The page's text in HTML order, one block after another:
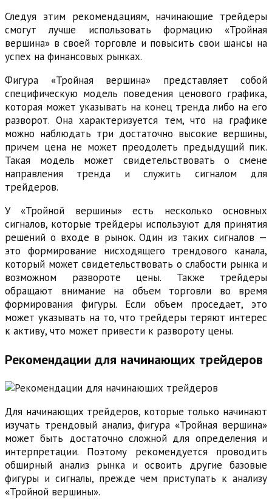
Следуя этим рекомендациям, начинающие трейдеры
смогут лучше использовать формацию «Тройная
вершина» в своей торговле и повысить свои шансы на
успех на финансовых рынках.
Фигура «Тройная вершина» представляет собой
специфическую модель поведения ценового графика,
которая может указывать на конец тренда либо на его
разворот. Она характеризуется тем, что на графике
можно наблюдать три достаточно высокие вершины,
причем цена не может преодолеть предыдущий пик.
Такая модель может свидетельствовать о смене
направления тренда и служить сигналом для
трейдеров.
У «Тройной вершины» есть несколько основных
сигналов, которые трейдеры используют для принятия
решений о входе в рынок. Один из таких сигналов —
это формирование нисходящего трендового канала,
который может свидетельствовать о слабости рынка и
возможном развороте цены. Также трейдеры
обращают внимание на объем торговли во время
формирования фигуры. Если объем проседает, это
может указывать на то, что трейдеры теряют интерес
к активу, что может привести к развороту цены.
Рекомендации для начинающих трейдеров
Для начинающих трейдеров, которые только начинают
изучать трендовый анализ, фигура «Тройная вершина»
может быть достаточно сложной для определения и
интерпретации. Поэтому рекомендуется проводить
обширный анализ рынка и освоить другие базовые
фигуры и сигналы, прежде чем приступать к анализу
«Тройной вершины».